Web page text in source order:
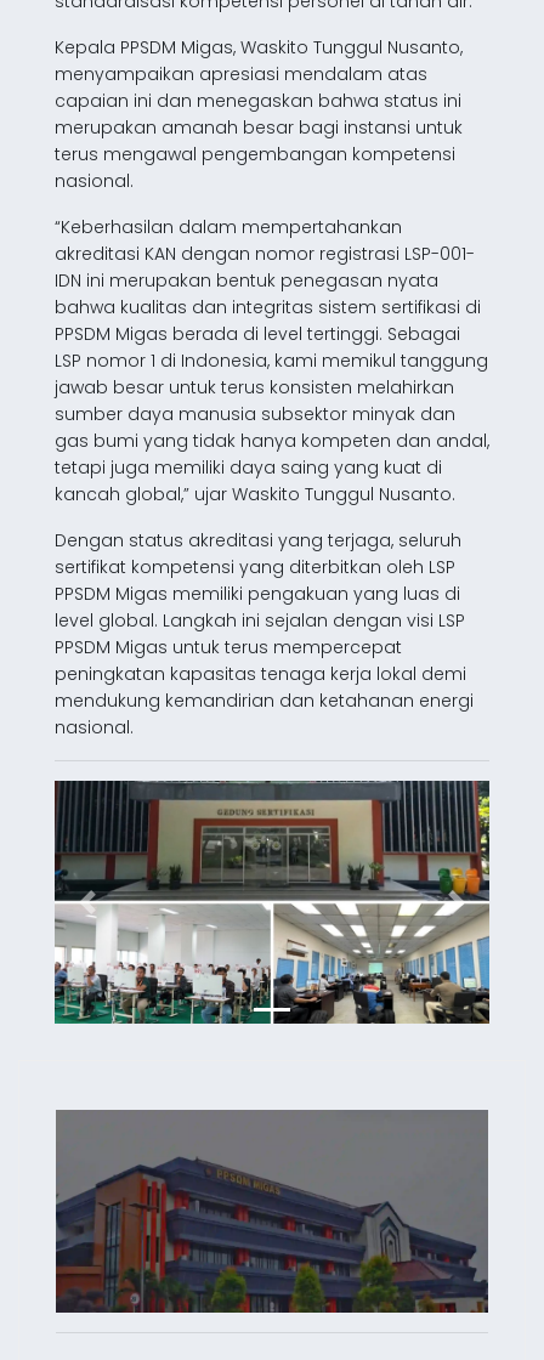
Kepala PPSDM Migas, Waskito Tunggul Nusanto,
menyampaikan apresiasi mendalam atas
capaian ini dan menegaskan bahwa status ini
merupakan amanah besar bagi instansi untuk
terus mengawal pengembangan kompetensi
nasional.
“Keberhasilan dalam mempertahankan
akreditasi KAN dengan nomor registrasi LSP-001-
IDN ini merupakan bentuk penegasan nyata
bahwa kualitas dan integritas sistem sertifikasi di
PPSDM Migas berada di level tertinggi. Sebagai
LSP nomor 1 di Indonesia, kami memikul tanggung
jawab besar untuk terus konsisten melahirkan
sumber daya manusia subsektor minyak dan
gas bumi yang tidak hanya kompeten dan andal,
tetapi juga memiliki daya saing yang kuat di
kancah global,” ujar Waskito Tunggul Nusanto.
Dengan status akreditasi yang terjaga, seluruh
sertifikat kompetensi yang diterbitkan oleh LSP
PPSDM Migas memiliki pengakuan yang luas di
level global. Langkah ini sejalan dengan visi LSP
PPSDM Migas untuk terus mempercepat
peningkatan kapasitas tenaga kerja lokal demi
mendukung kemandirian dan ketahanan energi
nasional.
Previous Next